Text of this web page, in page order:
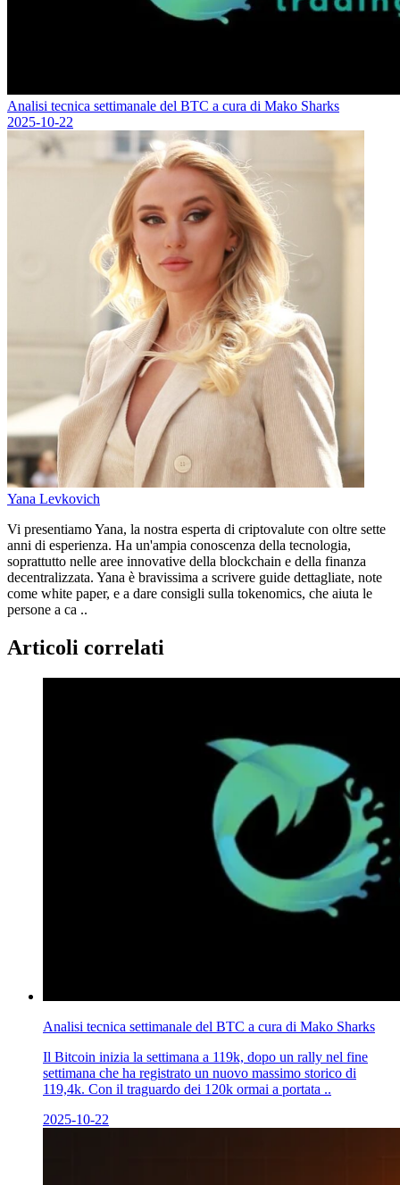
Analisi tecnica settimanale del BTC a cura di Mako Sharks
2025-10-22
Yana Levkovich
Vi presentiamo Yana, la nostra esperta di criptovalute con oltre sette
anni di esperienza. Ha un'ampia conoscenza della tecnologia,
soprattutto nelle aree innovative della blockchain e della finanza
decentralizzata. Yana è bravissima a scrivere guide dettagliate, note
come white paper, e a dare consigli sulla tokenomics, che aiuta le
persone a ca ..
Articoli correlati
Analisi tecnica settimanale del BTC a cura di Mako Sharks
Il Bitcoin inizia la settimana a 119k, dopo un rally nel fine
settimana che ha registrato un nuovo massimo storico di
119,4k. Con il traguardo dei 120k ormai a portata ..
2025-10-22